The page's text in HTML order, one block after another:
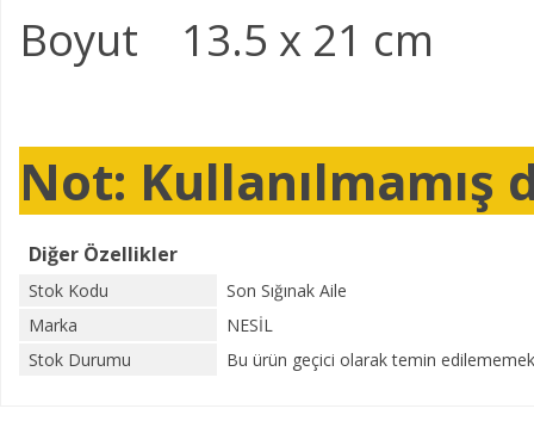
Boyut 13.5 x 21 cm
Not:
Diğer Özellikler
Stok Kodu
Son Sığınak Aile
Marka
NESİL
Stok Durumu
Bu ürün geçici olarak temin